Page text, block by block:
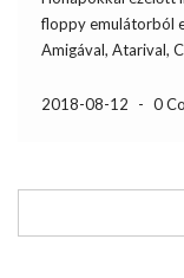
floppy emulátorból
Amigával, Atarival,
kérdést is kaptam.
2018-08-12 - 0